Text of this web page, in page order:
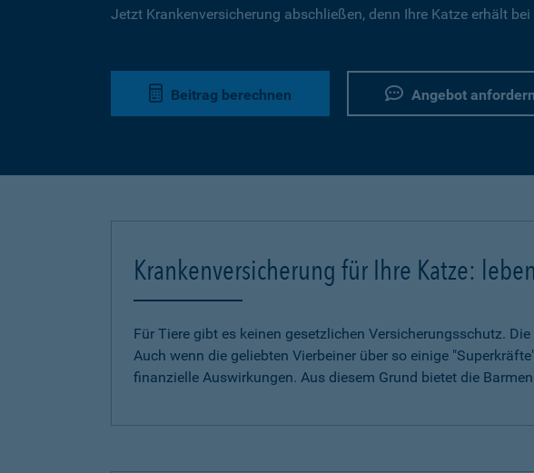
Jetzt Krankenversicherung abschließen, denn Ihre Katze erhält
Beitrag berechnen Angebot anfordern
Krankenversicherung für Ihre Katze:
Für Tiere gibt es keinen gesetzlichen Versicherungsschutz.
Auch wenn die geliebten Vierbeiner über so einige
finanzielle Auswirkungen. Aus diesem Grund bietet die